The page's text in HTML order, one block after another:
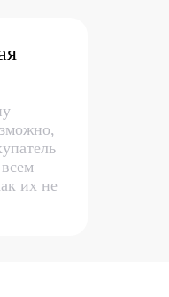
их не